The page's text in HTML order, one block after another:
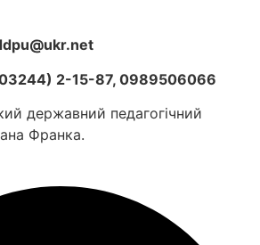
2-15-87, 0989506066
державний педагогічний
Франка.